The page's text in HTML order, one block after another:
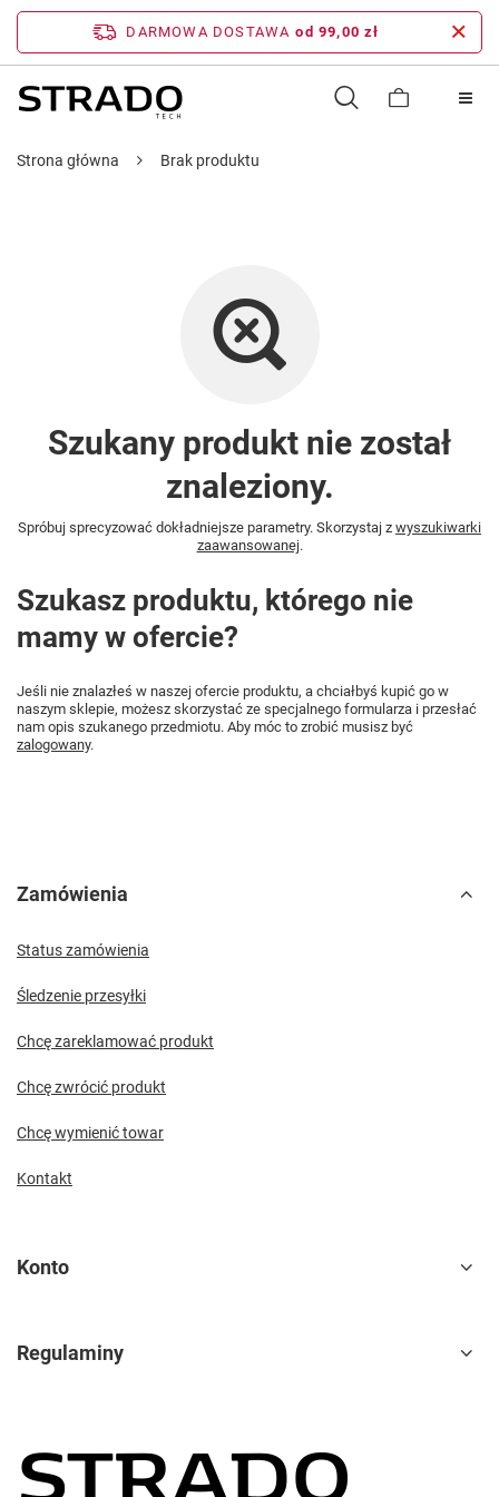
DARMOWA DOSTAWA od 99,00 zł
Strona główna Brak produktu
Szukany produkt nie został
znaleziony.
Spróbuj sprecyzować dokładniejsze parametry. Skorzystaj z wyszukiwarki
zaawansowanej.
Szukasz produktu, którego nie
mamy w ofercie?
Jeśli nie znalazłeś w naszej ofercie produktu, a chciałbyś kupić go w
naszym sklepie, możesz skorzystać ze specjalnego formularza i przesłać
nam opis szukanego przedmiotu. Aby móc to zrobić musisz być
zalogowany.
Zamówienia
Status zamówienia
Śledzenie przesyłki
Chcę zareklamować produkt
Chcę zwrócić produkt
Chcę wymienić towar
Kontakt
Konto
Regulaminy